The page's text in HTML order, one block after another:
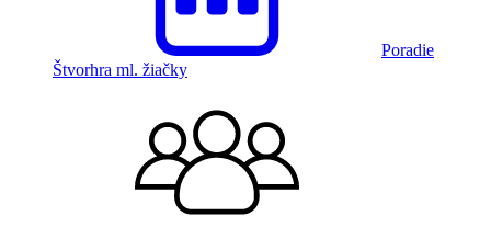
Poradie
Štvorhra ml. žiačky